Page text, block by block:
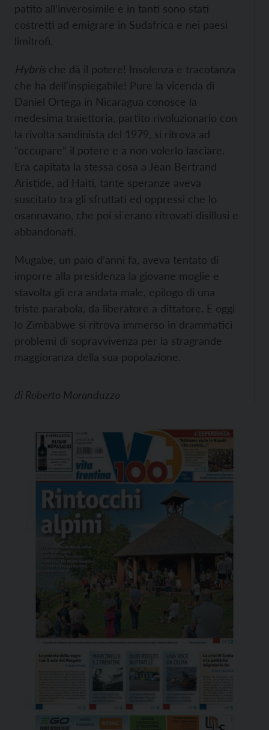
patito all’inverosimile e in tanti sono stati
costretti ad emigrare in Sudafrica e nei paesi
limitrofi.
Hybris che dà il potere! Insolenza e tracotanza
che ha dell’inspiegabile! Pure la vicenda di
Daniel Ortega in Nicaragua conosce la
medesima traiettoria, partito rivoluzionario con
la rivolta sandinista del 1979, si ritrova ad
“occupare” il potere e a non volerlo lasciare.
Era capitata la stessa cosa a Jean Bertrand
Aristide, ad Haiti, tante speranze aveva
suscitato tra gli sfruttati ed oppressi che lo
osannavano, che poi si erano ritrovati disillusi e
abbandonati.
Mugabe, un paio d’anni fa, aveva tentato di
imporre alla presidenza la giovane moglie e
stavolta gli era andata male, epilogo di una
triste parabola, da liberatore a dittatore. E oggi
lo Zimbabwe si ritrova immerso in drammatici
problemi di sopravvivenza per la stragrande
maggioranza della sua popolazione.
di Roberto Moranduzzo